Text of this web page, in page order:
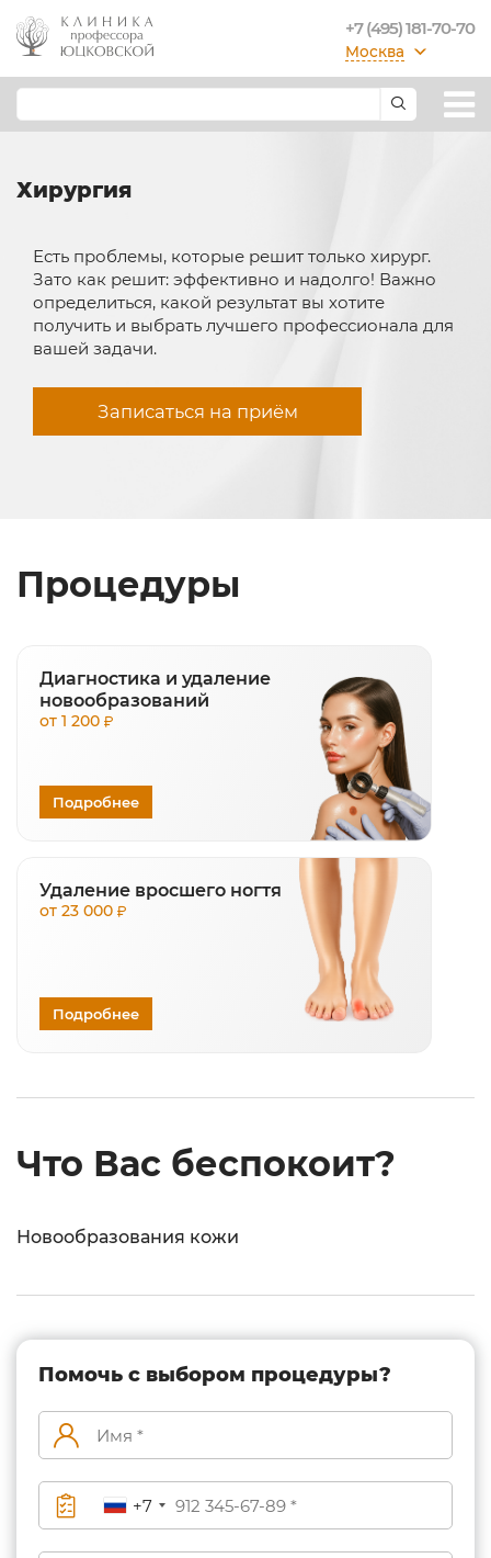
+7 (495) 181-70-70
Москва
Хирургия
Есть проблемы, которые решит только хирург.
Зато как решит: эффективно и надолго! Важно
определиться, какой результат вы хотите
получить и выбрать лучшего профессионала для
вашей задачи.
Записаться на приём
Процедуры
Диагностика и удаление
новообразований
от 1 200
Подробнее
Удаление вросшего ногтя
от 23 000
Подробнее
Что Вас беспокоит?
Новообразования кожи
Помочь с выбором процедуры?
+7